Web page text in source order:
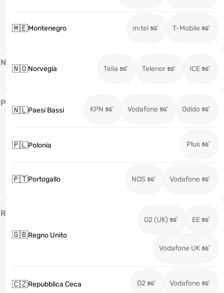
🇲🇪Montenegro m:tel T-Mobile
N
🇳🇴Norvegia Telia Telenor ICE
P
🇳🇱Paesi Bassi KPN Vodafone Odido
🇵🇱Polonia Plus
🇵🇹Portogallo NOS Vodafone
R
🇬🇧Regno Unito
O2 (UK) EE
Vodafone UK
🇨🇿Repubblica Ceca O2 Vodafone